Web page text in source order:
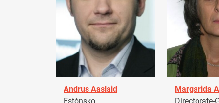
Andrus Aaslaid
Estónsko
Margarida
Directorate-